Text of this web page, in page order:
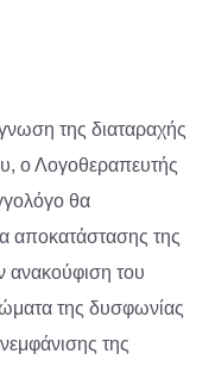
της διαταραχής
ο Λογοθεραπευτής
θα
αποκατάστασης της
ανακούφιση του
της δυσφωνίας
της